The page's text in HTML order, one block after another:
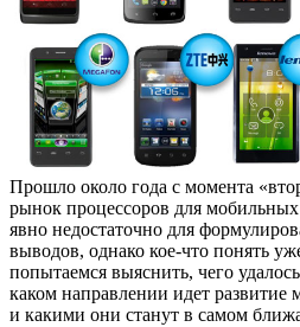
Прошло около года с момента
рынок процессоров для мобильных
явно недостаточно для
выводов, однако кое-что понять
попытаемся выяснить, чего
каком направлении идет
и какими они станут в самом